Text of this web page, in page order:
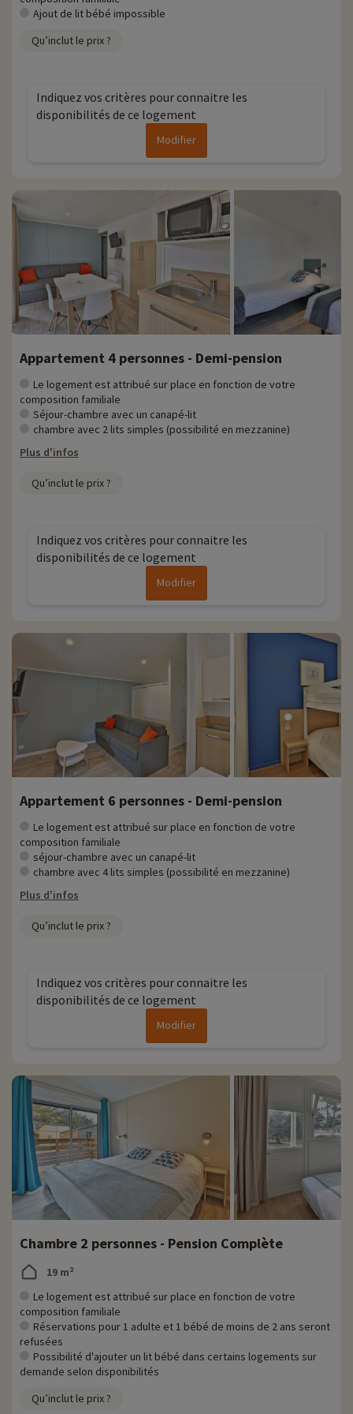
Ajout de lit bébé impossible
Qu’inclut le prix ?
Indiquez vos critères pour connaitre les
disponibilités de ce logement
Modifier
Appartement 4 personnes - Demi-pension
Le logement est attribué sur place en fonction de votre
composition familiale
Séjour-chambre avec un canapé-lit
chambre avec 2 lits simples (possibilité en mezzanine)
Plus d'infos
Qu’inclut le prix ?
Indiquez vos critères pour connaitre les
disponibilités de ce logement
Modifier
Appartement 6 personnes - Demi-pension
Le logement est attribué sur place en fonction de votre
composition familiale
séjour-chambre avec un canapé-lit
chambre avec 4 lits simples (possibilité en mezzanine)
Plus d'infos
Qu’inclut le prix ?
Indiquez vos critères pour connaitre les
disponibilités de ce logement
Modifier
Chambre 2 personnes - Pension Complète
19 m²
Le logement est attribué sur place en fonction de votre
composition familiale
Réservations pour 1 adulte et 1 bébé de moins de 2 ans seront
refusées
Possibilité d'ajouter un lit bébé dans certains logements sur
demande selon disponibilités
Qu’inclut le prix ?